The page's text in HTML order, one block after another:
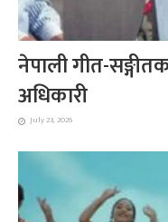
नेपाली गीत-
अधिकारी
July 23, 2026